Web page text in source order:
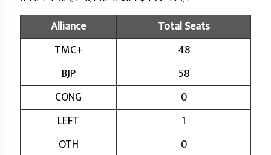
Alliance
Total Seats
TMC+
48
BJP
58
CONG
0
LEFT
1
OTH
0